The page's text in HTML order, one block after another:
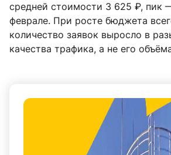
средней стоимости 3 625 ₽, пик
феврале. При росте бюджета
количество заявок выросло в
качества трафика, а не его